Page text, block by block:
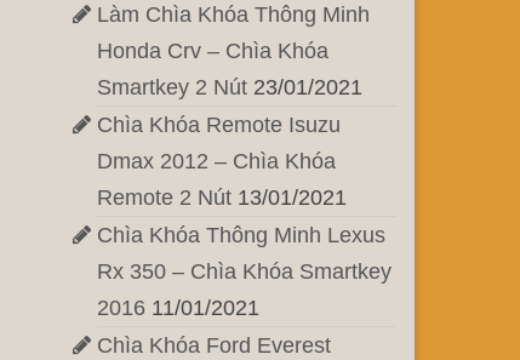
Làm Chìa Khóa Thông Minh
Honda Crv – Chìa Khóa
Smartkey 2 Nút 23/01/2021
Chìa Khóa Remote Isuzu
Dmax 2012 – Chìa Khóa
Remote 2 Nút 13/01/2021
Chìa Khóa Thông Minh Lexus
Rx 350 – Chìa Khóa Smartkey
2016 11/01/2021
Chìa Khóa Ford Everest